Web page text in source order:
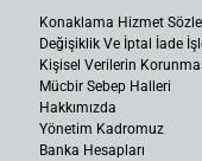
Konaklama Hizmet
Değişiklik Ve İptal İade
Kişisel Verilerin
Mücbir Sebep Halleri
Hakkımızda
Yönetim Kadromuz
Banka Hesapları